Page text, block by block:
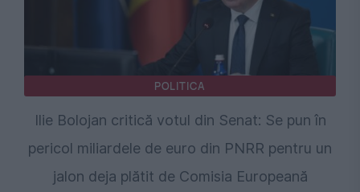
POLITICA
Ilie Bolojan critică votul din Senat: Se pun în
pericol miliardele de euro din PNRR pentru un
jalon deja plătit de Comisia Europeană